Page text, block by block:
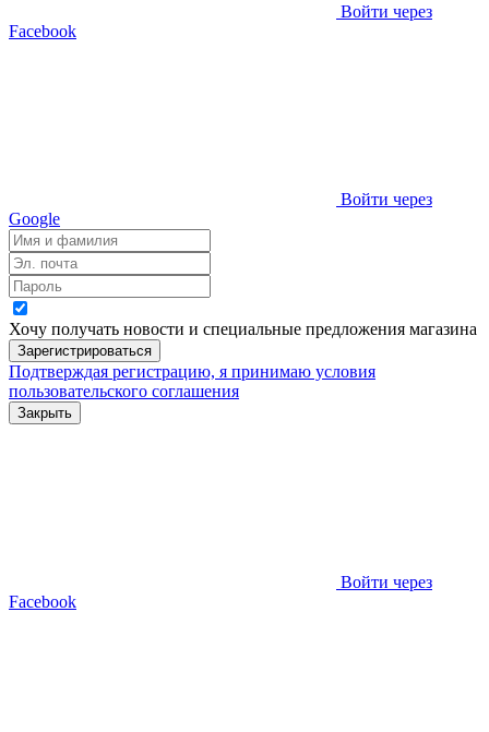
Войти через
Facebook
Войти через
Google
Хочу получать новости и специальные предложения магазина
Зарегистрироваться
Подтверждая регистрацию, я принимаю условия
пользовательского соглашения
Закрыть
Войти через
Facebook